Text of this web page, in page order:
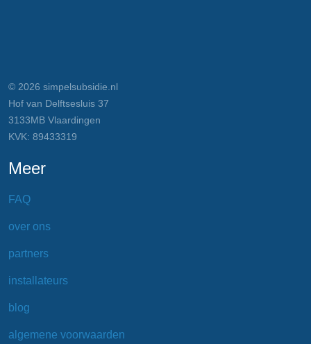
© 2026 simpelsubsidie.nl
Hof van Delftsesluis 37
3133MB Vlaardingen
KVK: 89433319
Meer
FAQ
over ons
partners
installateurs
blog
algemene voorwaarden